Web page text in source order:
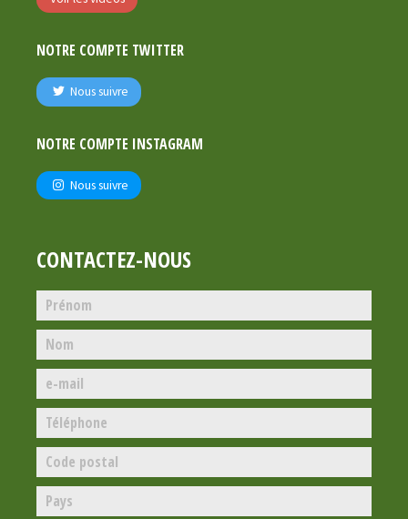
NOTRE COMPTE TWITTER
Nous suivre
NOTRE COMPTE INSTAGRAM
Nous suivre
CONTACTEZ-NOUS